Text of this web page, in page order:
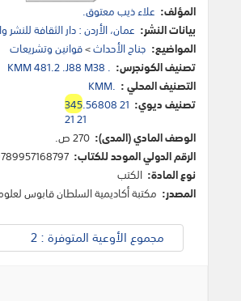
المؤلف: علاء ذيب معتوق.
بيانات النشر: عمان، الأردن : دار الثقافة للنشر
المواضيع: جناح الأحداث>قوانين وتشريعات
تصنيف الكونجرس: KMM 481.2 .J88 M38 .
التصنيف المحلي : KMM.
تصنيف ديوي:
345.56808 21
21 21
الوصف المادي (المدى): 270 ص.
الرقم الدولي الموحد للكتاب:
نوع المادة: الكتب
المصدر: مكتبة أكاديمية السلطان قابوس
مجموع الأوعية المتوفرة : 2